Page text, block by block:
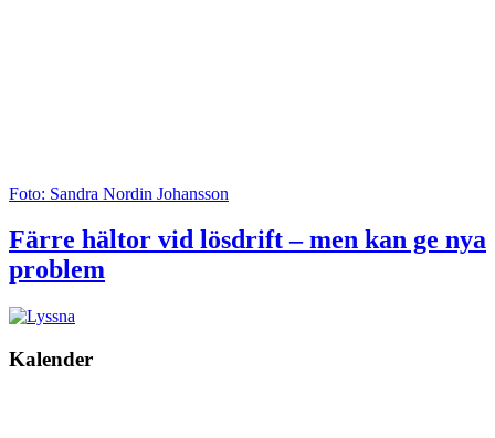
Foto: Sandra Nordin Johansson
Färre hältor vid lösdrift – men kan ge nya
problem
Kalender